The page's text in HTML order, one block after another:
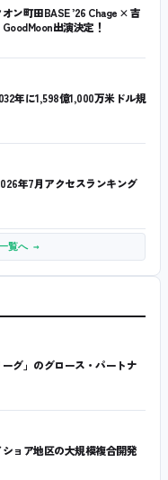
ン町田BASE ’26 Chage × 吉
出演決定！
年に1,598億1,000万米ドル規
年7月アクセスランキング
覧へ →
グ」のグロース・パートナ
ョア地区の大規模複合開発